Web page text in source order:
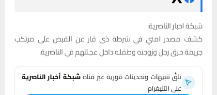
شبكة اخبار الناصرية:
كشف مصدر امني في شرطة ذي قار عن القبض على مرتكب
جريمة حرق رجل وزوجته وطفله داخل عجلتهم في الناصرية.
تلقَّ تنبيهات وتحديثات فورية عبر قناةشبكة أخبار الناصرية
على التليغرام